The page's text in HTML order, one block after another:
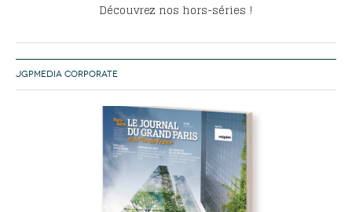
Découvrez nos hors-séries !
JGPMEDIA CORPORATE